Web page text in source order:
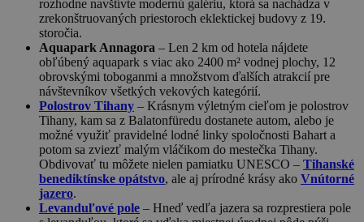
rozhodne navštívte modernú galériu, ktorá sa nachádza v
zrekonštruovaných priestoroch eklektickej budovy z 19.
storočia.
Aquapark Annagora – Len 2 km od hotela nájdete
obľúbený aquapark s viac ako 2400 m² vodnej plochy, 12
obrovskými toboganmi a množstvom ďalších atrakcií pre
návštevníkov všetkých vekových kategórií.
Polostrov Tihany – Krásnym výletným cieľom je polostrov
Tihany, kam sa z Balatonfüredu dostanete autom, alebo je
možné využiť pravidelné lodné linky spoločnosti Bahart a
potom sa zviezť malým vláčikom do mestečka Tihany.
Obdivovať tu môžete nielen pamiatku UNESCO – Tihanské
benediktínske opátstvo, ale aj prírodné krásy ako Vnútorné
jazero.
Levanduľové pole – Hneď vedľa jazera sa rozprestiera pole